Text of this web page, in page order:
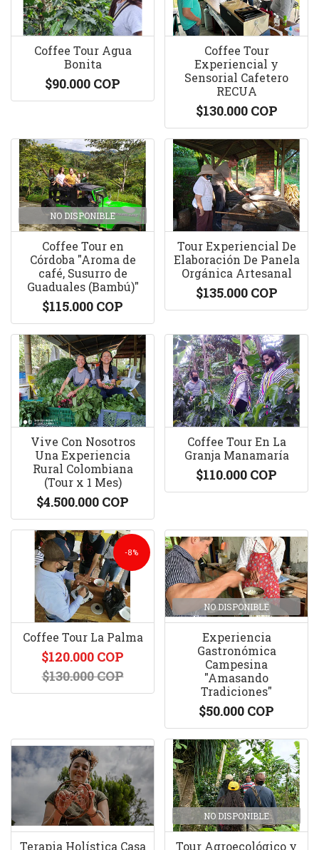
Coffee Tour Agua
Bonita
$90.000 COP
Coffee Tour
Experiencial y
Sensorial Cafetero
RECUA
$130.000 COP
NO DISPONIBLE
Coffee Tour en
Córdoba "Aroma de
café, Susurro de
Guaduales (Bambú)"
$115.000 COP
Tour Experiencial De
Elaboración De Panela
Orgánica Artesanal
$135.000 COP
Vive Con Nosotros
Una Experiencia
Rural Colombiana
(Tour x 1 Mes)
$4.500.000 COP
Coffee Tour En La
Granja Manamaría
$110.000 COP
-8%
Coffee Tour La Palma
$120.000 COP
$130.000 COP
NO DISPONIBLE
Experiencia
Gastronómica
Campesina
"Amasando
Tradiciones"
$50.000 COP
Terapia Holística Casa
NO DISPONIBLE
Tour Agroecológico y